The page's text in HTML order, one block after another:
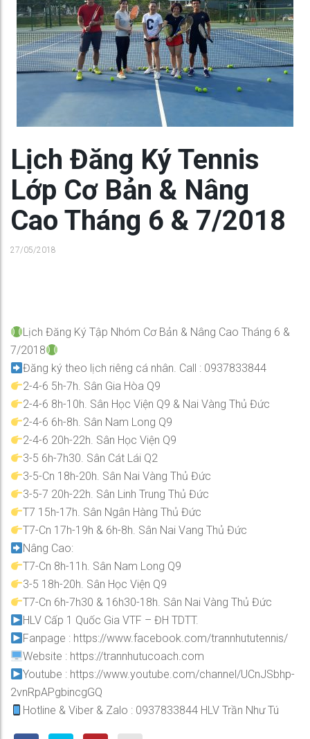
Lịch Đăng Ký Tennis
Lớp Cơ Bản & Nâng
Cao Tháng 6 & 7/2018
27/05/2018
Lịch Đăng Ký Tập Nhóm Cơ Bản & Nâng Cao Tháng 6 &
7/2018
Đăng ký theo lịch riêng cá nhân. Call : 0937833844
2-4-6 5h-7h. Sân Gia Hòa Q9
2-4-6 8h-10h. Sân Học Viện Q9 & Nai Vàng Thủ Đức
2-4-6 6h-8h. Sân Nam Long Q9
2-4-6 20h-22h. Sân Học Viện Q9
3-5 6h-7h30. Sân Cát Lái Q2
3-5-Cn 18h-20h. Sân Nai Vàng Thủ Đức
3-5-7 20h-22h. Sân Linh Trung Thủ Đức
T7 15h-17h. Sân Ngân Hàng Thủ Đức
T7-Cn 17h-19h & 6h-8h. Sân Nai Vang Thủ Đức
Nâng Cao:
T7-Cn 8h-11h. Sân Nam Long Q9
3-5 18h-20h. Sân Học Viện Q9
T7-Cn 6h-7h30 & 16h30-18h. Sân Nai Vàng Thủ Đức
HLV Cấp 1 Quốc Gia VTF – ĐH TDTT.
Fanpage : https://www.facebook.com/trannhututennis/
Website : https://trannhutucoach.com
Youtube : https://www.youtube.com/channel/UCnJSbhp-
2vnRpAPgbincgGQ
Hotline & Viber & Zalo : 0937833844 HLV Trần Như Tú